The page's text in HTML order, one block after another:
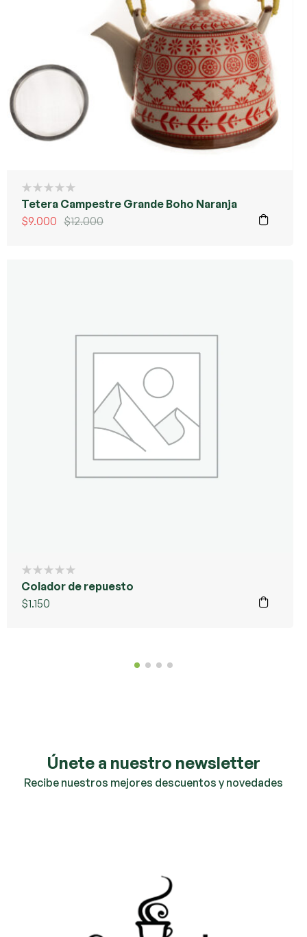
Tetera Campestre Grande Boho Naranja
$12.000
$9.000
Colador de repuesto
$1.150
Únete a nuestro newsletter
Recibe nuestros mejores descuentos y novedades